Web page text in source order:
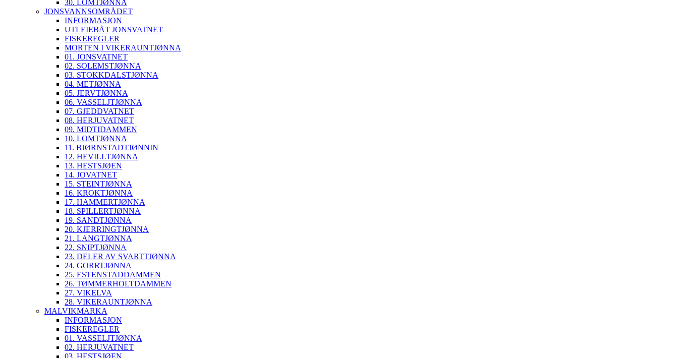
30. LOMTJØNNA
JONSVANNSOMRÅDET
INFORMASJON
UTLEIEBÅT JONSVATNET
FISKEREGLER
MORTEN I VIKERAUNTJØNNA
01. JONSVATNET
02. SOLEMSTJØNNA
03. STOKKDALSTJØNNA
04. METJØNNA
05. JERVTJØNNA
06. VASSELJTJØNNA
07. GJEDDVATNET
08. HERJUVATNET
09. MIDTIDAMMEN
10. LOMTJØNNA
11. BJØRNSTADTJØNNIN
12. HEVILLTJØNNA
13. HESTSJØEN
14. JOVATNET
15. STEINTJØNNA
16. KROKTJØNNA
17. HAMMERTJØNNA
18. SPILLERTJØNNA
19. SANDTJØNNA
20. KJERRINGTJØNNA
21. LANGTJØNNA
22. SNIPTJØNNA
23. DELER AV SVARTTJØNNA
24. GORRTJØNNA
25. ESTENSTADDAMMEN
26. TØMMERHOLTDAMMEN
27. VIKELVA
28. VIKERAUNTJØNNA
MALVIKMARKA
INFORMASJON
FISKEREGLER
01. VASSELJTJØNNA
02. HERJUVATNET
03. HESTSJØEN